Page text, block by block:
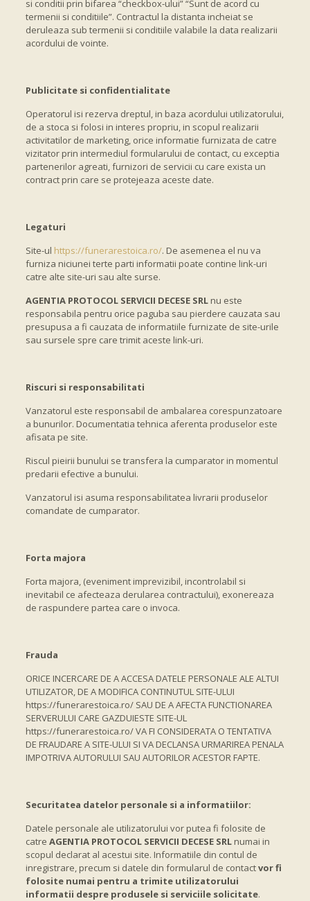
si conditii prin bifarea “checkbox-ului” “Sunt de acord cu
termenii si conditiile”. Contractul la distanta incheiat se
deruleaza sub termenii si conditiile valabile la data realizarii
acordului de vointe.
Publicitate si confidentialitate
Operatorul isi rezerva dreptul, in baza acordului utilizatorului,
de a stoca si folosi in interes propriu, in scopul realizarii
activitatilor de marketing, orice informatie furnizata de catre
vizitator prin intermediul formularului de contact, cu exceptia
partenerilor agreati, furnizori de servicii cu care exista un
contract prin care se protejeaza aceste date.
Legaturi
Site-ul https://funerarestoica.ro/. De asemenea el nu va
furniza niciunei terte parti informatii poate contine link-uri
catre alte site-uri sau alte surse.
AGENTIA PROTOCOL SERVICII DECESE SRL nu este
responsabila pentru orice paguba sau pierdere cauzata sau
presupusa a fi cauzata de informatiile furnizate de site-urile
sau sursele spre care trimit aceste link-uri.
Riscuri si responsabilitati
Vanzatorul este responsabil de ambalarea corespunzatoare
a bunurilor. Documentatia tehnica aferenta produselor este
afisata pe site.
Riscul pieirii bunului se transfera la cumparator in momentul
predarii efective a bunului.
Vanzatorul isi asuma responsabilitatea livrarii produselor
comandate de cumparator.
Forta majora
Forta majora, (eveniment imprevizibil, incontrolabil si
inevitabil ce afecteaza derularea contractului), exonereaza
de raspundere partea care o invoca.
Frauda
ORICE INCERCARE DE A ACCESA DATELE PERSONALE ALE ALTUI
UTILIZATOR, DE A MODIFICA CONTINUTUL SITE-ULUI
https://funerarestoica.ro/ SAU DE A AFECTA FUNCTIONAREA
SERVERULUI CARE GAZDUIESTE SITE-UL
https://funerarestoica.ro/ VA FI CONSIDERATA O TENTATIVA
DE FRAUDARE A SITE-ULUI SI VA DECLANSA URMARIREA PENALA
IMPOTRIVA AUTORULUI SAU AUTORILOR ACESTOR FAPTE.
Securitatea datelor personale si a informatiilor:
Datele personale ale utilizatorului vor putea fi folosite de
catreAGENTIA PROTOCOL SERVICII DECESE SRL numai in
scopul declarat al acestui site. Informatiile din contul de
inregistrare, precum si datele din formularul de contactvor fi
folosite numai pentru a trimite utilizatorului
informatii despre produsele si serviciile solicitate.